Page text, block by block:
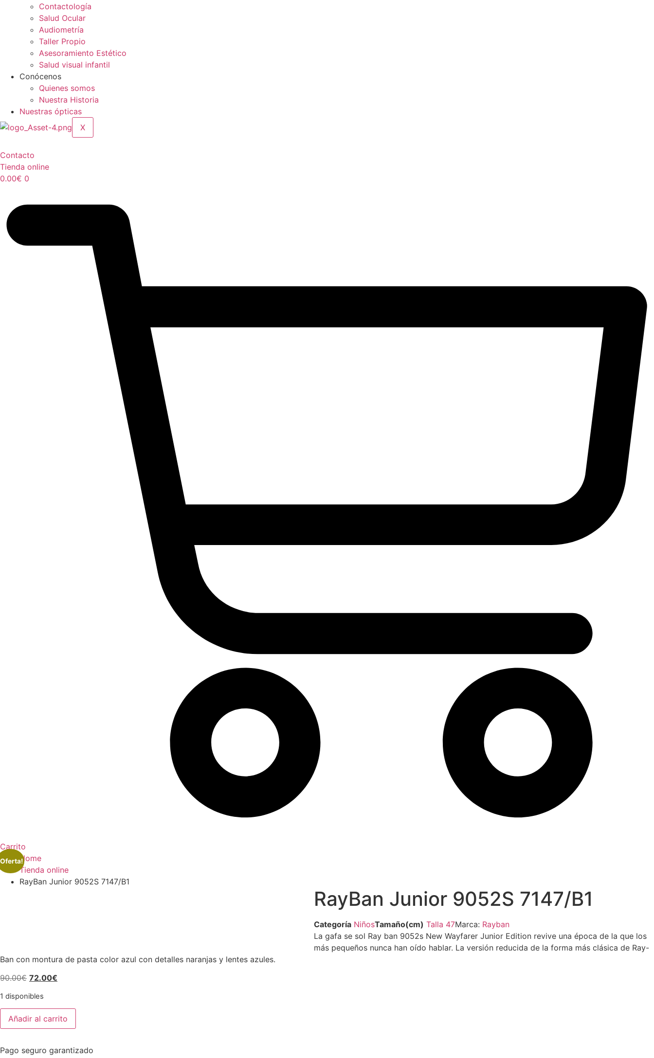
Contactología
Salud Ocular
Audiometría
Taller Propio
Asesoramiento Estético
Salud visual infantil
Conócenos
Quienes somos
Nuestra Historia
Nuestras ópticas
X
Contacto
Tienda online
0.00€ 0
Carrito
Home
Tienda online
RayBan Junior 9052S 7147/B1
RayBan Junior 9052S 7147/B1
Categoría NiñosTamaño(cm) Talla 47Marca: Rayban
La gafa se sol Ray ban 9052s New Wayfarer Junior Edition revive una época de la que los
más pequeños nunca han oído hablar. La versión reducida de la forma más clásica de Ray-
Ban con montura de pasta color azul con detalles naranjas y lentes azules.
90.00€ El
original
90.00€.
72.00€
72.00€.
1 disponibles
RayBan
Junior
9052S
Añadir al carrito
Pago seguro garantizado